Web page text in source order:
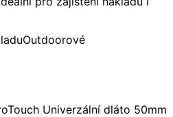
Outdoorové
Univerzální dláto 50mm